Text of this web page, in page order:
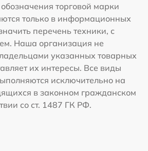
торговой марки
только в информационных
перечень техники, с
Наша организация не
указанных товарных
их интересы. Все виды
исключительно на
в законном гражданском
со ст. 1487 ГК РФ.